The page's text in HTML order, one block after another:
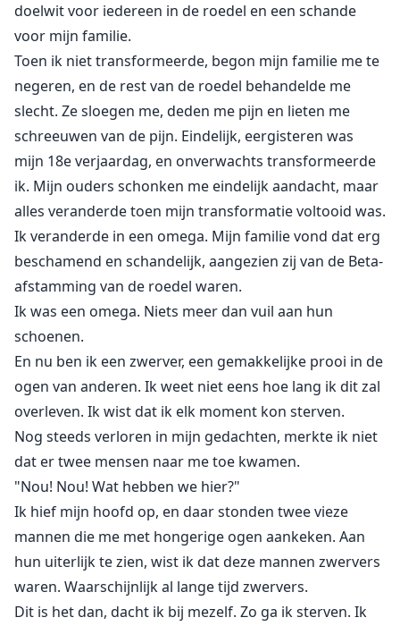
doelwit voor iedereen in de roedel en een schande
voor mijn familie.
Toen ik niet transformeerde, begon mijn familie me te
negeren, en de rest van de roedel behandelde me
slecht. Ze sloegen me, deden me pijn en lieten me
schreeuwen van de pijn. Eindelijk, eergisteren was
mijn 18e verjaardag, en onverwachts transformeerde
ik. Mijn ouders schonken me eindelijk aandacht, maar
alles veranderde toen mijn transformatie voltooid was.
Ik veranderde in een omega. Mijn familie vond dat erg
beschamend en schandelijk, aangezien zij van de Beta-
afstamming van de roedel waren.
Ik was een omega. Niets meer dan vuil aan hun
schoenen.
En nu ben ik een zwerver, een gemakkelijke prooi in de
ogen van anderen. Ik weet niet eens hoe lang ik dit zal
overleven. Ik wist dat ik elk moment kon sterven.
Nog steeds verloren in mijn gedachten, merkte ik niet
dat er twee mensen naar me toe kwamen.
"Nou! Nou! Wat hebben we hier?"
Ik hief mijn hoofd op, en daar stonden twee vieze
mannen die me met hongerige ogen aankeken. Aan
hun uiterlijk te zien, wist ik dat deze mannen zwervers
waren. Waarschijnlijk al lange tijd zwervers.
Dit is het dan, dacht ik bij mezelf. Zo ga ik sterven. Ik